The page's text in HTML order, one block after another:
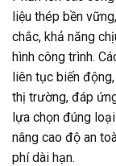
liệu thép bền
chắc, khả năng
hình công trình.
liên tục biến
thị trường, đáp
lựa chọn đúng
nâng cao độ an
phí dài hạn.